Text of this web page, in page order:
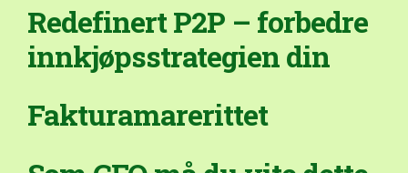
Redefinert P2P – forbedre
innkjøpsstrategien din
Fakturamarerittet